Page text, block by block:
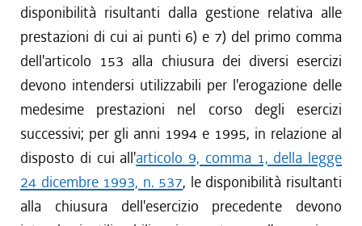
disponibilità risultanti dalla gestione relativa alle
prestazioni di cui ai punti 6) e 7) del primo comma
dell'articolo 153 alla chiusura dei diversi esercizi
devono intendersi utilizzabili per l'erogazione delle
medesime prestazioni nel corso degli esercizi
successivi; per gli anni 1994 e 1995, in relazione al
disposto di cui all'articolo 9, comma 1, della legge
24 dicembre 1993, n. 537, le disponibilità risultanti
alla chiusura dell'esercizio precedente devono